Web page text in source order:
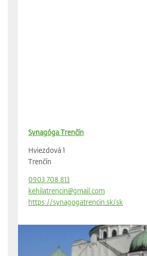
Synagóga Trenčín
Hviezdová 1
Trenčín
0903 708 813
kehilatrencin@gmail.com
https://synagogatrencin.sk/sk